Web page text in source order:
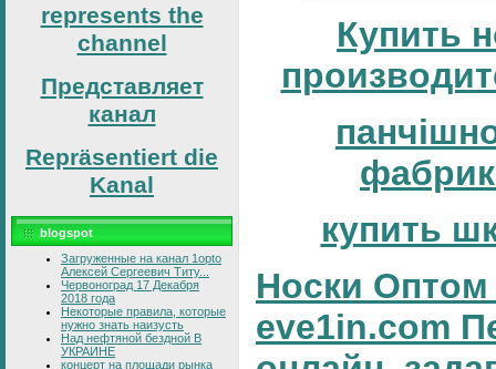
represents the
channel
Представляет
канал
Repräsentiert die
Kanal
blogspot
Загруженные на канал 1opto
Алексей Сергеевич Титу...
Червоноград 17 Декабря
2018 года
Некоторые правила, которые
нужно знать наизусть
Над нефтяной бездной В
УКРАИНЕ
концерт на площади рынка
Купить
купить
Носки Оптом
eve1in.com